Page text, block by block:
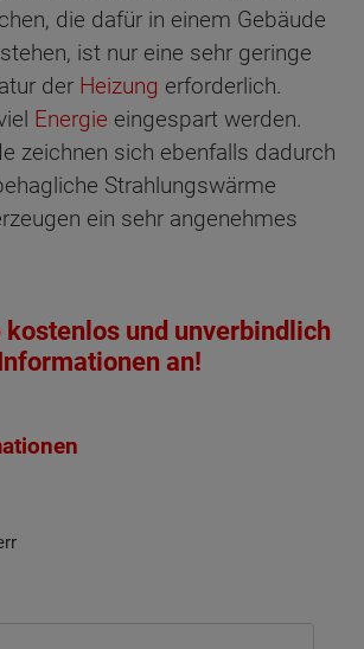
die dafür in einem Gebäude
ist nur eine sehr geringe
der Heizung erforderlich.
Energie eingespart werden.
zeichnen sich ebenfalls dadurch
Strahlungswärme
ein sehr angenehmes
kostenlos und unverbindlich
an!